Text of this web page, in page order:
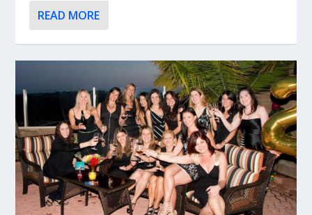
READ MORE